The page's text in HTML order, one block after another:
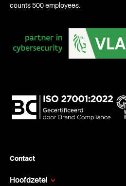
counts 500 employees.
Contact
Hoofdzetel